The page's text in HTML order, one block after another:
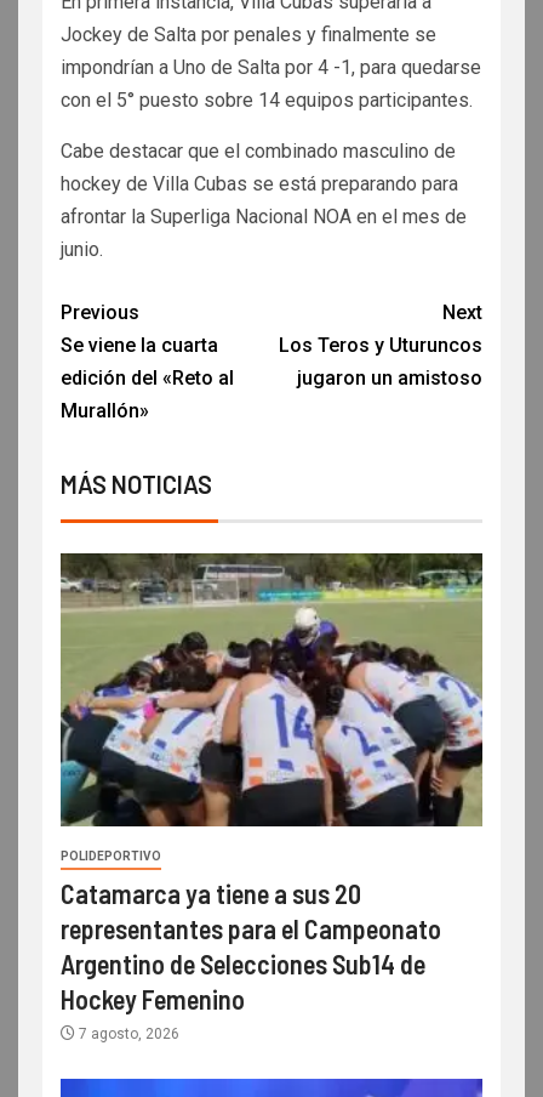
Jockey de Salta por penales y finalmente se
impondrían a Uno de Salta por 4 -1, para quedarse
con el 5° puesto sobre 14 equipos participantes.
Cabe destacar que el combinado masculino de
hockey de Villa Cubas se está preparando para
afrontar la Superliga Nacional NOA en el mes de
junio.
Previous
Se viene la cuarta
edición del «Reto al
Murallón»
Next
Los Teros y Uturuncos
jugaron un amistoso
MÁS NOTICIAS
POLIDEPORTIVO
Catamarca ya tiene a sus 20
representantes para el Campeonato
Argentino de Selecciones Sub14 de
Hockey Femenino
7 agosto, 2026